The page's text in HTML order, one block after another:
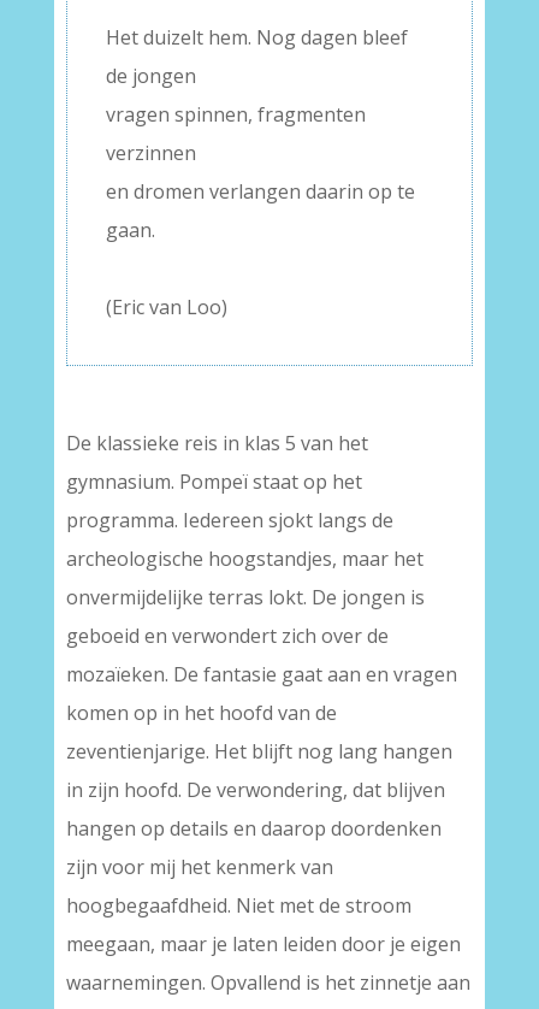
Het duizelt hem. Nog dagen bleef
de jongen
vragen spinnen, fragmenten
verzinnen
en dromen verlangen daarin op te
gaan.
(Eric van Loo)
De klassieke reis in klas 5 van het
gymnasium. Pompeï staat op het
programma. Iedereen sjokt langs de
archeologische hoogstandjes, maar het
onvermijdelijke terras lokt. De jongen is
geboeid en verwondert zich over de
mozaïeken. De fantasie gaat aan en vragen
komen op in het hoofd van de
zeventienjarige. Het blijft nog lang hangen
in zijn hoofd. De verwondering, dat blijven
hangen op details en daarop doordenken
zijn voor mij het kenmerk van
hoogbegaafdheid. Niet met de stroom
meegaan, maar je laten leiden door je eigen
waarnemingen. Opvallend is het zinnetje aan